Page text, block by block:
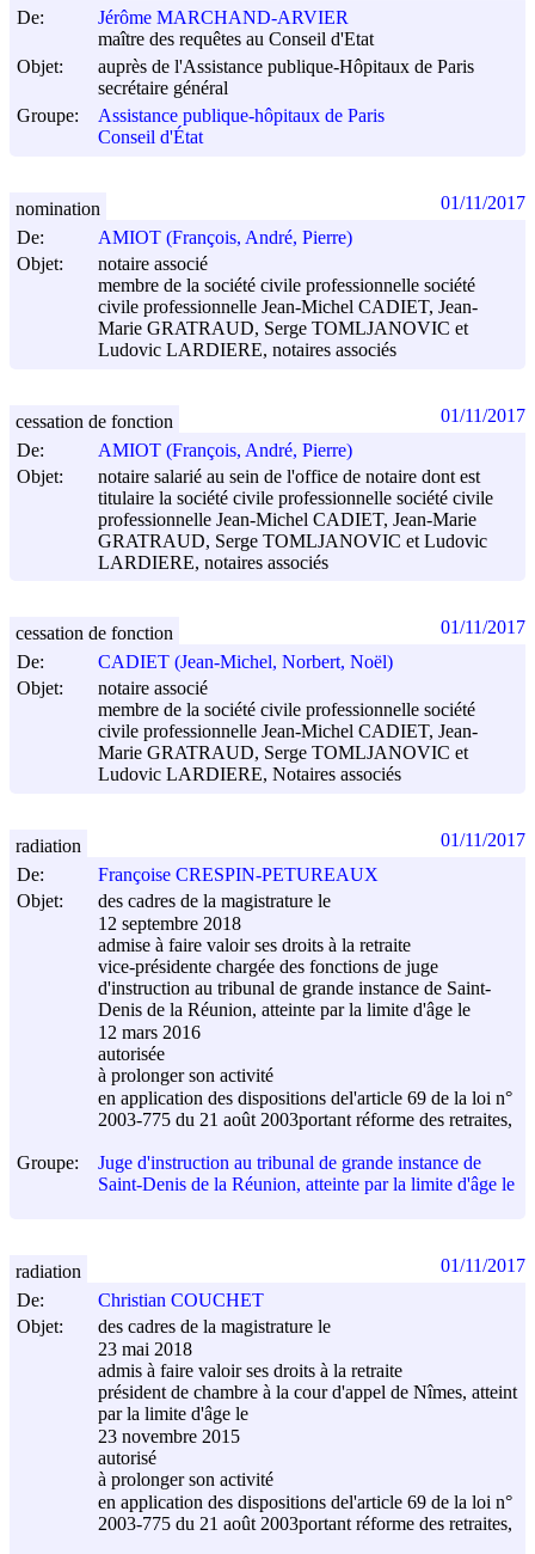
De:
Jérôme MARCHAND-ARVIER
maître des requêtes au Conseil d'Etat
Objet:
auprès de l'Assistance publique-Hôpitaux de Paris
secrétaire général
Groupe:
Assistance publique-hôpitaux de Paris
Conseil d'État
De:
AMIOT (François, André, Pierre)
Objet:
notaire associé
membre de la société civile professionnelle société
civile professionnelle Jean-Michel CADIET, Jean-
Marie GRATRAUD, Serge TOMLJANOVIC et
Ludovic LARDIERE, notaires associés
nomination 01/11/2017
De:
AMIOT (François, André, Pierre)
Objet:
notaire salarié au sein de l'office de notaire dont est
titulaire la société civile professionnelle société civile
professionnelle Jean-Michel CADIET, Jean-Marie
GRATRAUD, Serge TOMLJANOVIC et Ludovic
LARDIERE, notaires associés
cessation de fonction 01/11/2017
De:
CADIET (Jean-Michel, Norbert, Noël)
Objet:
notaire associé
membre de la société civile professionnelle société
civile professionnelle Jean-Michel CADIET, Jean-
Marie GRATRAUD, Serge TOMLJANOVIC et
Ludovic LARDIERE, Notaires associés
cessation de fonction 01/11/2017
De:
Françoise CRESPIN-PETUREAUX
Objet:
des cadres de la magistrature le
12 septembre 2018
admise à faire valoir ses droits à la retraite
vice-présidente chargée des fonctions de juge
d'instruction au tribunal de grande instance de Saint-
Denis de la Réunion, atteinte par la limite d'âge le
12 mars 2016
autorisée
à prolonger son activité
en application des dispositions del'article 69 de la loi n°
2003-775 du 21 août 2003portant réforme des retraites,
Groupe:
Juge d'instruction au tribunal de grande instance de
Saint-Denis de la Réunion, atteinte par la limite d'âge le
radiation 01/11/2017
De:
Christian COUCHET
Objet:
des cadres de la magistrature le
23 mai 2018
admis à faire valoir ses droits à la retraite
président de chambre à la cour d'appel de Nîmes, atteint
par la limite d'âge le
23 novembre 2015
autorisé
à prolonger son activité
en application des dispositions del'article 69 de la loi n°
2003-775 du 21 août 2003portant réforme des retraites,
radiation 01/11/2017